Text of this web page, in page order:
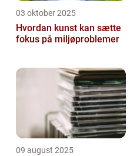
03 oktober 2025
Hvordan kunst kan sætte
fokus på miljøproblemer
09 august 2025